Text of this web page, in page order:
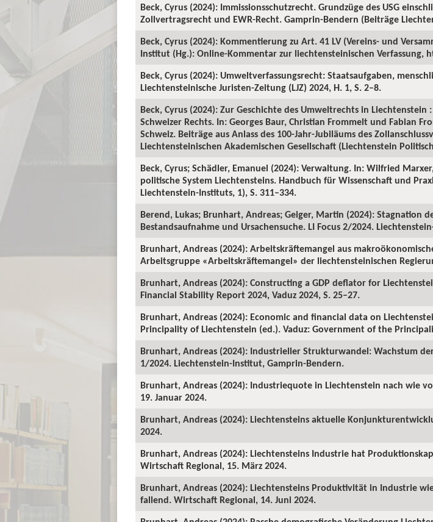
Beck, Cyrus (2024): Immissionsschutzrecht. Grundzüge des USG
Zollvertragsrecht und EWR-Recht. Gamprin-Bendern (Beiträge
Beck, Cyrus (2024): Kommentierung zu Art. 41 LV (Vereins- und
Institut (Hg.): Online-Kommentar zur liechtensteinischen Verfassung,
Beck, Cyrus (2024): Umweltverfassungsrecht: Staatsaufgaben,
Liechtensteinische Juristen-Zeitung (LJZ) 2024, H. 1, S. 2–8.
Beck, Cyrus (2024): Zur Geschichte des Umweltrechts in
Schweizer Rechts. In: Georges Baur, Christian Frommelt und Fabian
Schweiz. Beiträge aus Anlass des 100-Jahr-Jubiläums des
Liechtensteinischen Akademischen Gesellschaft (Liechtenstein
Beck, Cyrus; Schädler, Emanuel (2024): Verwaltung. In: Wilfried
politische System Liechtensteins. Handbuch für Wissenschaft und
Liechtenstein-Instituts, 1), S. 311–334.
Berend, Lukas; Brunhart, Andreas; Geiger, Martin (2024): Stagnation
Bestandsaufnahme und Ursachensuche. LI Focus 2/2024.
Brunhart, Andreas (2024): Arbeitskräftemangel aus
Arbeitsgruppe «Arbeitskräftemangel» der liechtensteinischen
Brunhart, Andreas (2024): Constructing a GDP deflator for
Financial Stability Report 2024, Vaduz 2024, S. 25–27.
Brunhart, Andreas (2024): Economic and financial data on
Principality of Liechtenstein (ed.). Vaduz: Government of the
Brunhart, Andreas (2024): Industrieller Strukturwandel: Wachstum
1/2024. Liechtenstein-Institut, Gamprin-Bendern.
Brunhart, Andreas (2024): Industriequote in Liechtenstein nach wie
19. Januar 2024.
Brunhart, Andreas (2024): Liechtensteins aktuelle
2024.
Brunhart, Andreas (2024): Liechtensteins Industrie hat
Wirtschaft Regional, 15. März 2024.
Brunhart, Andreas (2024): Liechtensteins Produktivität in Industrie
fallend. Wirtschaft Regional, 14. Juni 2024.